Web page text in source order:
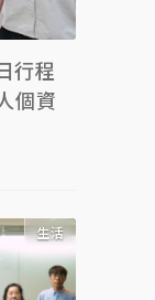
行程
個資
生活